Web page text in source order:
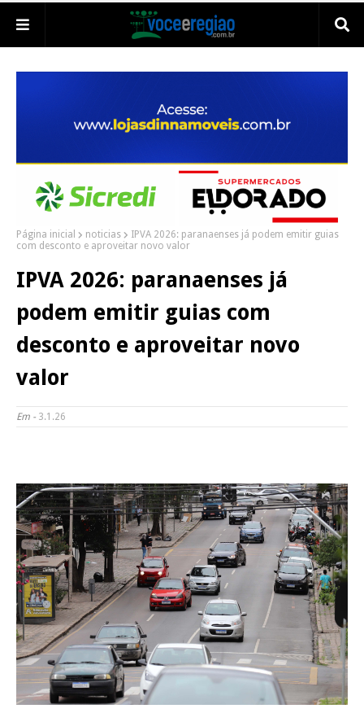
Página inicial noticias
IPVA 2026: paranaenses já podem emitir guias
com desconto e aproveitar novo valor
IPVA 2026: paranaenses já
podem emitir guias com
desconto e aproveitar novo
valor
Em - 3.1.26